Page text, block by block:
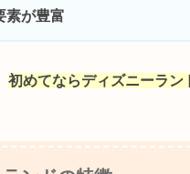
素が豊富
初めてならディズニーラン